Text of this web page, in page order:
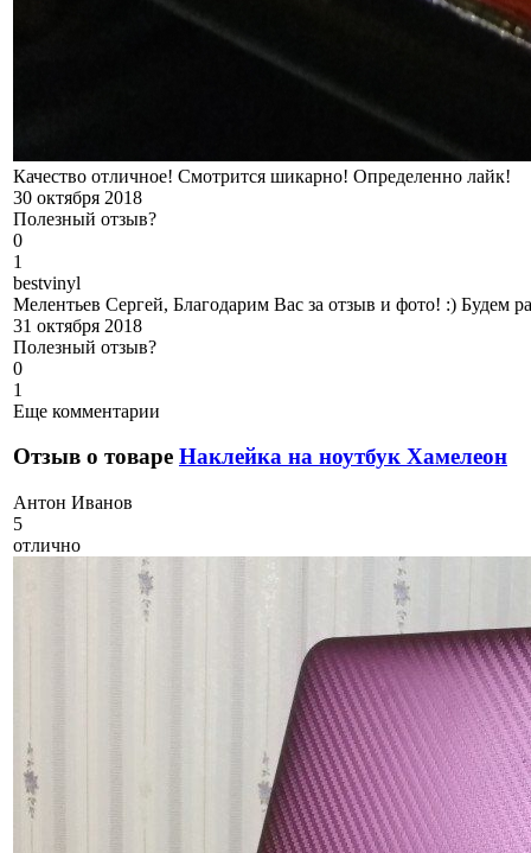
Качество отличное! Смотрится шикарно! Определенно лайк!
30 октября 2018
Полезный отзыв?
0
1
bestvinyl
Мелентьев Сергей, Благодарим Вас за отзыв и фото! :) Будем
31 октября 2018
Полезный отзыв?
0
1
Еще комментарии
Отзыв о товаре Наклейка на ноутбук Хамелеон
Антон Иванов
5
отлично